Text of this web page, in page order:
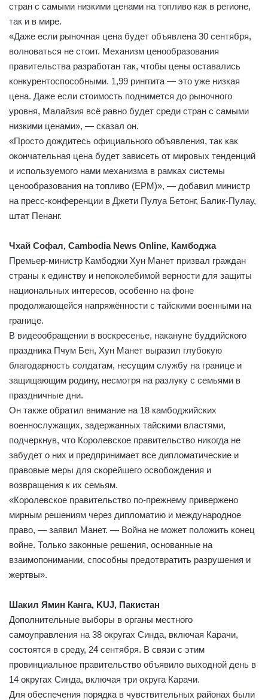
стран с самыми низкими ценами на топливо как в регионе,
так и в мире.
«Даже если рыночная цена будет объявлена 30 сентября,
волноваться не стоит. Механизм ценообразования
правительства разработан так, чтобы цены оставались
конкурентоспособными. 1,99 ринггита — это уже низкая
цена. Даже если стоимость поднимется до рыночного
уровня, Малайзия всё равно будет среди стран с самыми
низкими ценами», — сказал он.
«Просто дождитесь официального объявления, так как
окончательная цена будет зависеть от мировых тенденций
и используемого нами механизма в рамках системы
ценообразования на топливо (EPM)», — добавил министр
на пресс-конференции в Джети Пулуа Бетонг, Балик-Пулау,
штат Пенанг.
Чхай Софал, Cambodia News Online, Камбоджа
Премьер-министр Камбоджи Хун Манет призвал граждан
страны к единству и непоколебимой верности для защиты
национальных интересов, особенно на фоне
продолжающейся напряжённости с тайскими военными на
границе.
В видеообращении в воскресенье, накануне буддийского
праздника Пчум Бен, Хун Манет выразил глубокую
благодарность солдатам, несущим службу на границе и
защищающим родину, несмотря на разлуку с семьями в
праздничные дни.
Он также обратил внимание на 18 камбоджийских
военнослужащих, задержанных тайскими властями,
подчеркнув, что Королевское правительство никогда не
забудет о них и предпринимает все дипломатические и
правовые меры для скорейшего освобождения и
возвращения к их семьям.
«Королевское правительство по-прежнему привержено
мирным решениям через дипломатию и международное
право, — заявил Манет. — Война не может положить конец
войне. Только законные решения, основанные на
взаимопонимании, способны предотвратить разрушения и
жертвы».
Шакил Ямин Канга, KUJ, Пакистан
Дополнительные выборы в органы местного
самоуправления на 38 округах Синда, включая Карачи,
состоятся в среду, 24 сентября. В связи с этим
провинциальное правительство объявило выходной день в
14 округах Синда, включая три округа Карачи.
Для обеспечения порядка в чувствительных районах были